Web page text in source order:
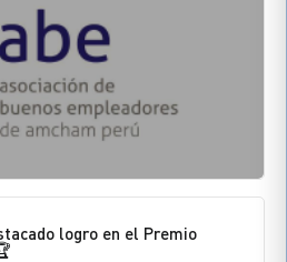
logro en el Premio